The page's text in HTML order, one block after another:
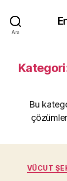
Ara
Bu
VÜCUT